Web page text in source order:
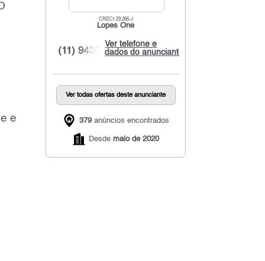
e
CRECI: 29.266-J
Lopes One
Ver telefone e
dados do anunciante
(11) 9436...
Ver todas ofertas deste anunciante
379anúncios encontrados
Desde maio de 2020